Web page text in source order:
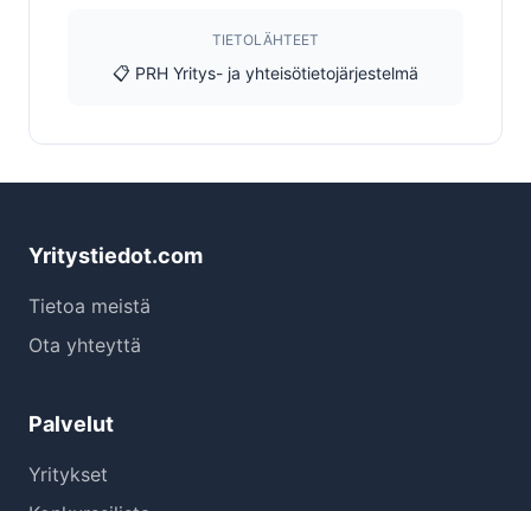
TIETOLÄHTEET
📋 PRH Yritys- ja yhteisötietojärjestelmä
Yritystiedot.com
Tietoa meistä
Ota yhteyttä
Palvelut
Yritykset